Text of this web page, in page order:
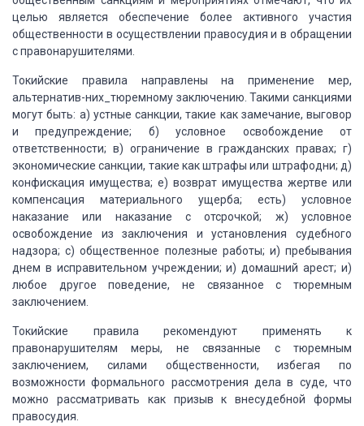
целью является обеспечение более активного участия
общественности в осуществлении правосудия и в обращении
с правонарушителями.
Токийские правила направлены на применение мер,
альтернатив-них_тюремному заключению. Такими санкциями
могут быть: а) устные санкции, такие как замечание, выговор
и предупреждение; б) условное освобождение от
ответственности; в) ограничение в гражданских правах; г)
экономические санкции, такие как штрафы или штрафодни; д)
конфискация имущества; е) возврат имущества жертве или
компенсация материального ущерба; есть) условное
наказание или наказание с отсрочкой; ж) условное
освобождение из заключения и установления судебного
надзора; с) общественное полезные работы; и) пребывания
днем в исправительном учреждении; и) домашний арест; и)
любое другое поведение, не связанное с тюремным
заключением.
Токийские правила рекомендуют применять к
правонарушителям меры, не связанные с тюремным
заключением, силами общественности, избегая по
возможности формального рассмотрения дела в суде, что
можно рассматривать как призыв к внесудебной формы
правосудия.